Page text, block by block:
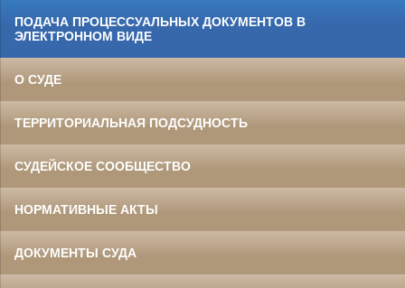
ПОДАЧА ПРОЦЕССУАЛЬНЫХ ДОКУМЕНТОВ В
ЭЛЕКТРОННОМ ВИДЕ
О СУДЕ
ТЕРРИТОРИАЛЬНАЯ ПОДСУДНОСТЬ
СУДЕЙСКОЕ СООБЩЕСТВО
НОРМАТИВНЫЕ АКТЫ
ДОКУМЕНТЫ СУДА